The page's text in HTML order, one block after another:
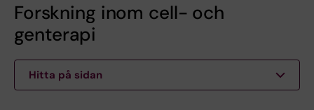
Forskning inom cell- och
genterapi
Hitta på sidan